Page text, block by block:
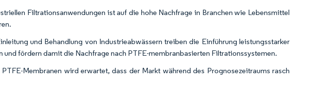
Filtrationsanwendungen ist auf die hohe Nachfrage in Branchen wie Lebensmittel
und Behandlung von Industrieabwässern treiben die Einführung leistungsstarker
fördern damit die Nachfrage nach PTFE-membranbasierten Filtrationssystemen.
Membranen wird erwartet, dass der Markt während des Prognosezeitraums rasch